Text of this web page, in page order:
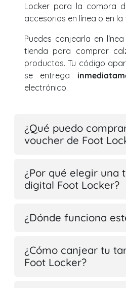
Locker para la compra
accesorios en línea o en la
Puedes canjearla en
tienda para comprar
productos. Tu código
se entrega
electrónico.
¿Qué puedo
voucher de Foot
¿Por qué elegir una
digital Foot Locker?
¿Dónde funciona
¿Cómo canjear tu
Foot Locker?